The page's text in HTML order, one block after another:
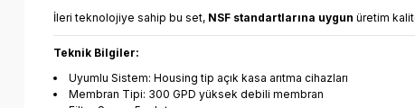
İleri teknolojiye sahip bu set, NSF standartlarına uygun üretim
Teknik Bilgiler:
Uyumlu Sistem: Housing tip açık kasa arıtma cihazları
Membran Tipi: 300 GPD yüksek debili membran